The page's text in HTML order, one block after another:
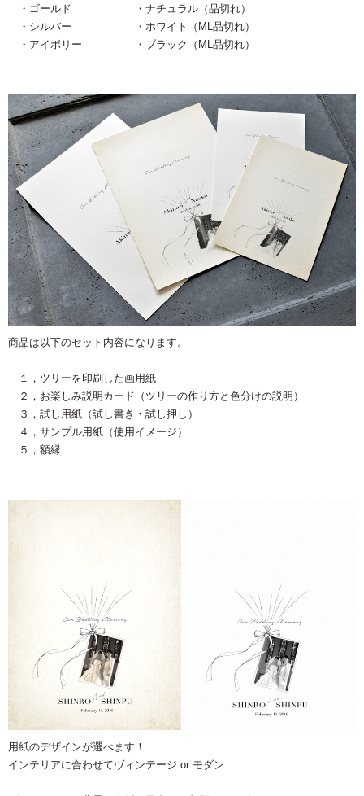
・ゴールド ・ナチュラル（品切れ）
・シルバー ・ホワイト（ML品切れ）
・アイボリー ・ブラック（ML品切れ）
商品は以下のセット内容になります。
１，ツリーを印刷した画用紙
２，お楽しみ説明カード（ツリーの作り方と色分けの説明）
３，試し用紙（試し書き・試し押し）
４，サンプル用紙（使用イメージ）
５，額縁
用紙のデザインが選べます！
インテリアに合わせてヴィンテージ or モダン